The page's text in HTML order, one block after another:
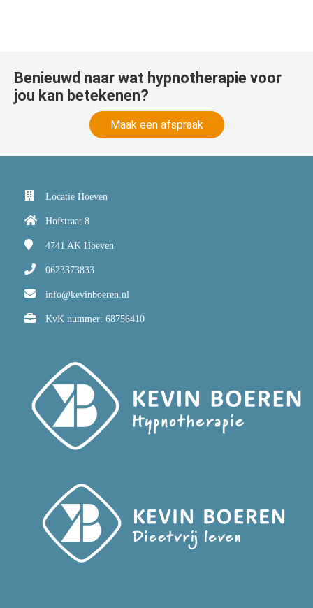
Benieuwd naar wat hypnotherapie voor
jou kan betekenen?
Maak een afspraak
Locatie Hoeven
Hofstraat 8
4741 AK Hoeven
0623373833
info@kevinboeren.nl
KvK nummer: 68756410